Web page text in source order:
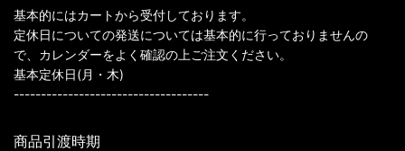
基本的にはカートから受付しております。
定休日についての発送については基本的に行っておりませんの
で、カレンダーをよく確認の上ご注文ください。
基本定休日(月・木)
------------------------------------
商品引渡時期